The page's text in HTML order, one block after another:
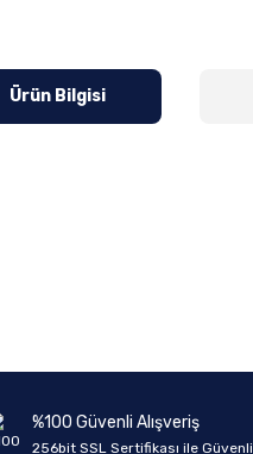
Ürün Bilgisi
fiyatı diğer sitelerden daha pahalı.
%100 Güvenli Alışveriş
256bit SSL Sertifikası ile Güvenli